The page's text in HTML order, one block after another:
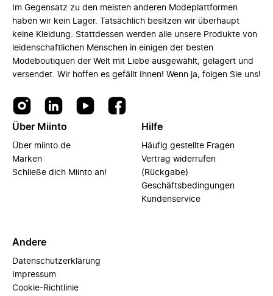
Im Gegensatz zu den meisten anderen Modeplattformen
haben wir kein Lager. Tatsächlich besitzen wir überhaupt
keine Kleidung. Stattdessen werden alle unsere Produkte von
leidenschaftlichen Menschen in einigen der besten
Modeboutiquen der Welt mit Liebe ausgewählt, gelagert und
versendet. Wir hoffen es gefällt Ihnen! Wenn ja, folgen Sie uns!
Über Miinto
Über miinto.de
Marken
Schließe dich Miinto an!
Hilfe
Häufig gestellte Fragen
Vertrag widerrufen
(Rückgabe)
Geschäftsbedingungen
Kundenservice
Andere
Datenschutzerklärung
Impressum
Cookie-Richtlinie